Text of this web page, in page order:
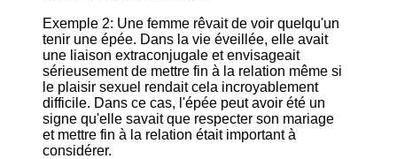
Exemple 2: Une femme rêvait de voir quelqu'un
tenir une épée. Dans la vie éveillée, elle avait
une liaison extraconjugale et envisageait
sérieusement de mettre fin à la relation même si
le plaisir sexuel rendait cela incroyablement
difficile. Dans ce cas, l'épée peut avoir été un
signe qu'elle savait que respecter son mariage
et mettre fin à la relation était important à
considérer.